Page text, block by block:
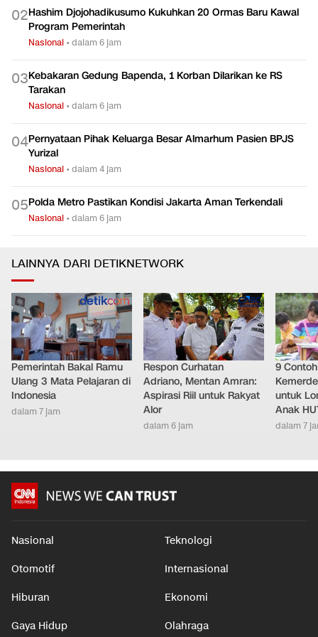
02Hashim Djojohadikusumo Kukuhkan 20 Ormas Baru Kawal
Program Pemerintah
Nasional •dalam 6 jam
03Kebakaran Gedung Bapenda, 1 Korban Dilarikan ke RS
Tarakan
Nasional •dalam 6 jam
04Pernyataan Pihak Keluarga Besar Almarhum Pasien BPJS
Yurizal
Nasional •dalam 4 jam
05Polda Metro Pastikan Kondisi Jakarta Aman Terkendali
Nasional •dalam 6 jam
LAINNYA DARI DETIKNETWORK
Pemerintah Bakal Ramu
Ulang 3 Mata Pelajaran di
Indonesia
dalam 7 jam
Respon Curhatan
Adriano, Mentan Amran:
Aspirasi Riil untuk Rakyat
Alor
dalam 6 jam
9
untuk
Anak
dalam 7
Nasional Teknologi
Otomotif Internasional
Hiburan Ekonomi
Gaya Hidup Olahraga